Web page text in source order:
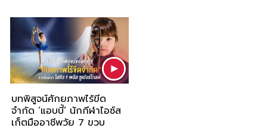
บทพิสูจน์ศักยภาพไร้ขีด
จำกัด ‘แอบบี้’ นักกีฬาไอซ์ส
เก็ตมืออาชีพวัย 7 ขวบ